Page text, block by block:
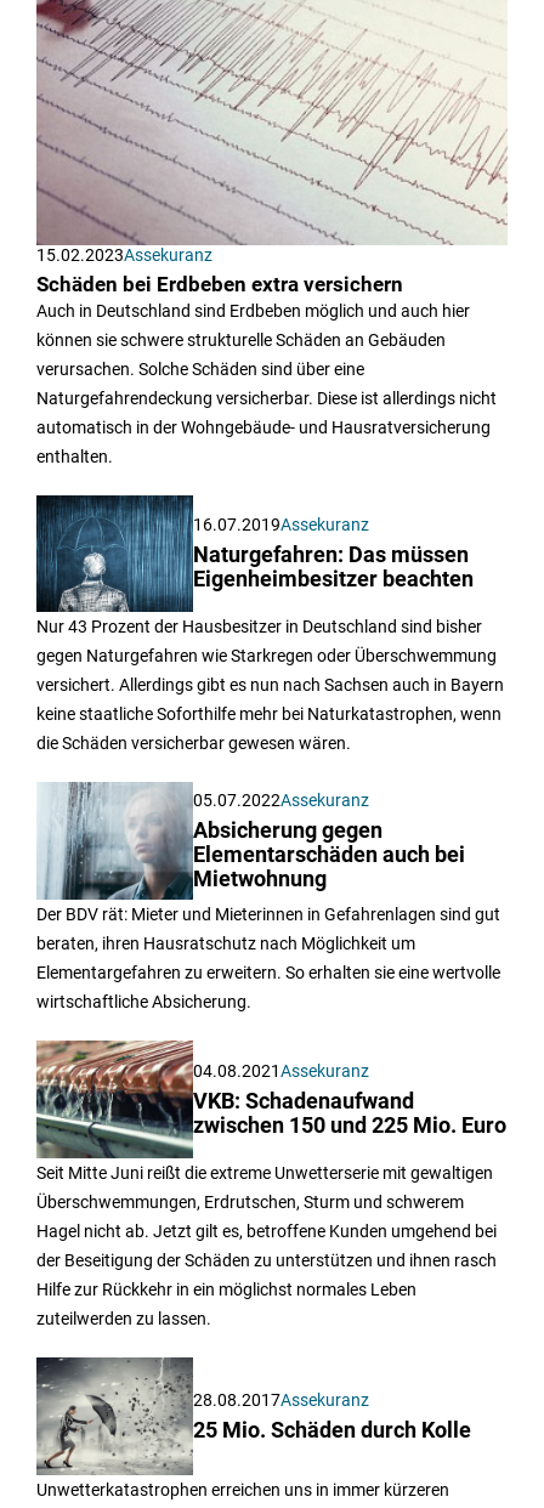
15.02.2023Assekuranz
Schäden bei Erdbeben extra versichern
Auch in Deutschland sind Erdbeben möglich und auch hier
können sie schwere strukturelle Schäden an Gebäuden
verursachen. Solche Schäden sind über eine
Naturgefahrendeckung versicherbar. Diese ist allerdings nicht
automatisch in der Wohngebäude- und Hausratversicherung
enthalten.
16.07.2019Assekuranz
Naturgefahren: Das müssen
Eigenheimbesitzer beachten
Nur 43 Prozent der Hausbesitzer in Deutschland sind bisher
gegen Naturgefahren wie Starkregen oder Überschwemmung
versichert. Allerdings gibt es nun nach Sachsen auch in Bayern
keine staatliche Soforthilfe mehr bei Naturkatastrophen, wenn
die Schäden versicherbar gewesen wären.
05.07.2022Assekuranz
Absicherung gegen
Elementarschäden auch bei
Mietwohnung
Der BDV rät: Mieter und Mieterinnen in Gefahrenlagen sind gut
beraten, ihren Hausratschutz nach Möglichkeit um
Elementargefahren zu erweitern. So erhalten sie eine wertvolle
wirtschaftliche Absicherung.
04.08.2021Assekuranz
VKB: Schadenaufwand
zwischen 150 und 225 Mio. Euro
Seit Mitte Juni reißt die extreme Unwetterserie mit gewaltigen
Überschwemmungen, Erdrutschen, Sturm und schwerem
Hagel nicht ab. Jetzt gilt es, betroffene Kunden umgehend bei
der Beseitigung der Schäden zu unterstützen und ihnen rasch
Hilfe zur Rückkehr in ein möglichst normales Leben
zuteilwerden zu lassen.
28.08.2017Assekuranz
25 Mio. Schäden durch Kolle
Unwetterkatastrophen erreichen uns in immer kürzeren